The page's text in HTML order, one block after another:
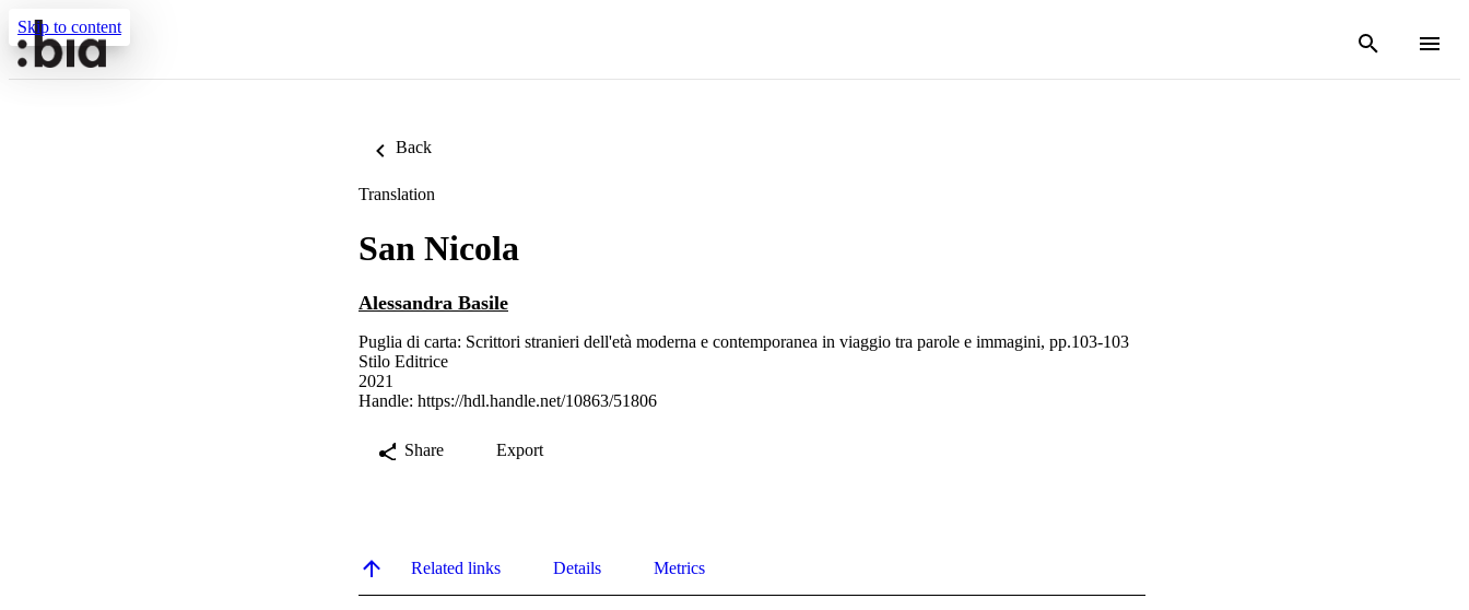
Skip to content
Back
Translation
San Nicola
Alessandra Basile
Puglia di carta: Scrittori stranieri dell'età moderna e contemporanea in viaggio tra parole e immagini, pp.103-103
Stilo Editrice
2021
Handle: https://hdl.handle.net/10863/51806
Share Export
Related links Details Metrics